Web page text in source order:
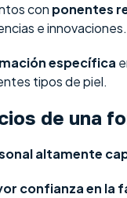
con ponentes
e innovaciones.
específica
tipos de piel.
de una
altamente
confianza en la